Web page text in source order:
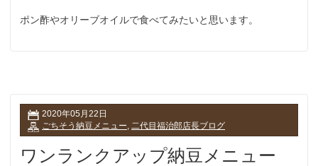
ポン酢やオリーブオイルで食べてみたいと思います。
2020年05月22日
ごちそう納豆メニュー 二代目福治郎店長ブログ
ワンランクアップ納豆メニュー